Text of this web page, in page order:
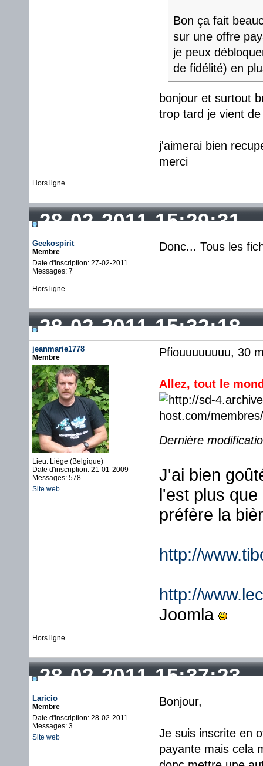
Bon ça fait
sur une offre
je peux
de fidélité) en
bonjour et surtout
trop tard je vient
j'aimerai bien
merci
Hors ligne
28-02-2011 15:29:31
Geekospirit
Membre
Date d'inscription: 27-02-2011
Messages: 7
Donc... Tous les
Hors ligne
28-02-2011 15:32:18
jeanmarie1778
Membre
Lieu: Liège (Belgique)
Date d'inscription: 21-01-2009
Messages: 578
Site web
Pfiouuuuuuuu, 30
Allez, tout le
Dernière
J'ai bien
l'est plus
préfère la
http://
http://
Joomla
Hors ligne
28-02-2011 15:37:23
Laricio
Membre
Date d'inscription: 28-02-2011
Messages: 3
Site web
Bonjour,
Je suis inscrite en
payante mais cela